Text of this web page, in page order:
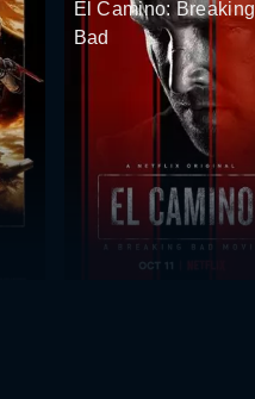
El Camino: Breaking
Bad